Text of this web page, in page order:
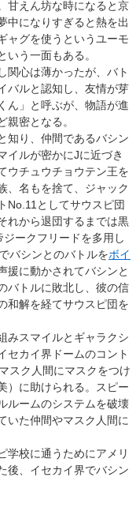
甘えん坊な時になると京
中になりすぎると熱を出
ャグを使うというユーモ
う一面もある。
関心は薄かったが、バト
バルと認知し、友情が芽
ん」と呼ぶが、物語が進
密となる。
知り、仲間であるバシン
イルが密かにJに近づき
ウチュウチョウテン王を
名もを捨て、 ジャック
No.11としてサウスピ団
れから退団するまでは黒
ークフリードを多用し
バシンとのバトルをボイ
援に動かされてバシンと
バトルに敗北し、彼の信
和解を経てサウスピ団を
みスマイルとギャラクシ
セカイ界ドームのコント
スク人間にマスクをつけ
）に助けられる。スピー
ルームのシステムを破壊
いた仲間やマスク人間に
学校に通うためにアメリ
後、イセカイ界でバシン